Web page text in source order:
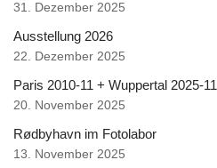
31. Dezember 2025
Ausstellung 2026
22. Dezember 2025
Paris 2010-11 + Wuppertal 2025-11
20. November 2025
Rødbyhavn im Fotolabor
13. November 2025